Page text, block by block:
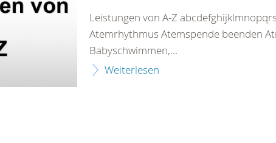
Leistungen von A-Z
Atemrhythmus Atemspende beenden
Babyschwimmen,...
Weiterlesen